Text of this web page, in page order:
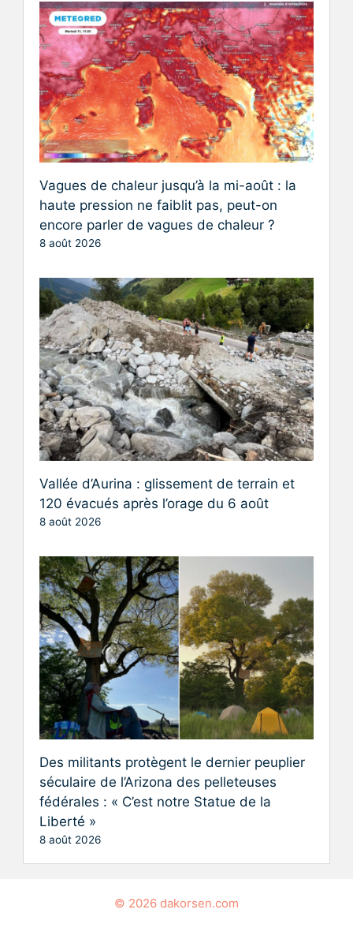
Vagues de chaleur jusqu’à la mi-août : la
haute pression ne faiblit pas, peut-on
encore parler de vagues de chaleur ?
8 août 2026
Vallée d’Aurina : glissement de terrain et
120 évacués après l’orage du 6 août
8 août 2026
Des militants protègent le dernier peuplier
séculaire de l’Arizona des pelleteuses
fédérales : « C’est notre Statue de la
Liberté »
8 août 2026
© 2026 dakorsen.com